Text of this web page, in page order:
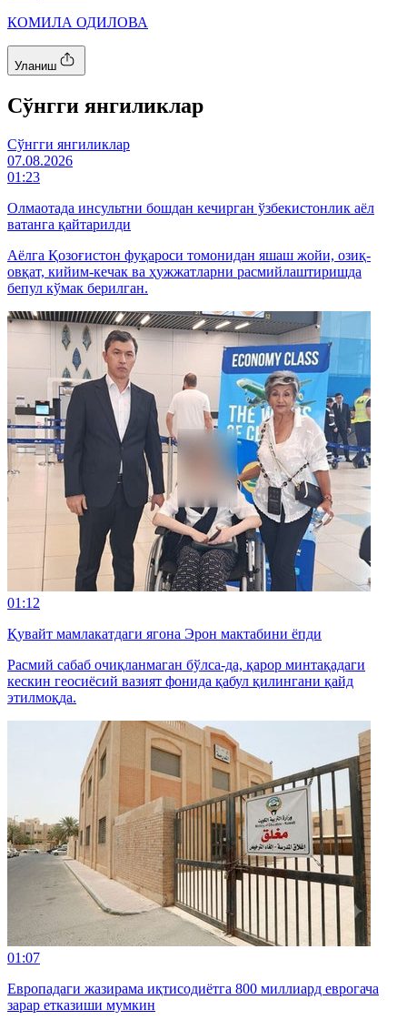
КОМИЛА ОДИЛОВА
Уланиш
Cўнгги янгиликлар
Cўнгги янгиликлар
07.08.2026
01:23
Олмаотада инсультни бошдан кечирган ўзбекистонлик аёл
ватанга қайтарилди
Аёлга Қозоғистон фуқароси томонидан яшаш жойи, озиқ-
овқат, кийим-кечак ва ҳужжатларни расмийлаштиришда
бепул кўмак берилган.
01:12
Қувайт мамлакатдаги ягона Эрон мактабини ёпди
Расмий сабаб очиқланмаган бўлса-да, қарор минтақадаги
кескин геосиёсий вазият фонида қабул қилингани қайд
этилмоқда.
01:07
Европадаги жазирама иқтисодиётга 800 миллиард еврогача
зарар етказиши мумкин